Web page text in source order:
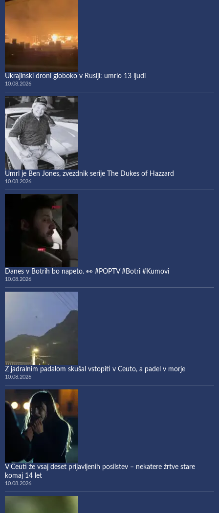
Ukrajinski droni globoko v Rusiji: umrlo 13 ljudi
10.08.2026
Umrl je Ben Jones, zvezdnik serije The Dukes of Hazzard
10.08.2026
Danes v Botrih bo napeto. 👀 #POPTV #Botri #Kumovi
10.08.2026
Z jadralnim padalom skušal vstopiti v Ceuto, a padel v morje
10.08.2026
V Ceuti že vsaj deset prijavljenih posilstev – nekatere žrtve stare
komaj 14 let
10.08.2026